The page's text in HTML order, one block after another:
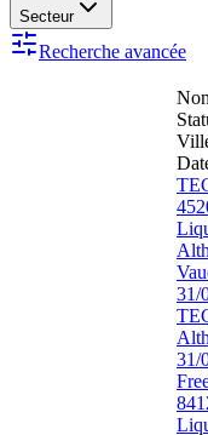
Secteur
Recherche avancée
31/
31/